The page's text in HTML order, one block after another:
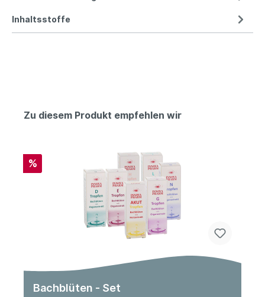
Inhaltsstoffe
Zu diesem Produkt empfehlen wir
%
Bachblüten - Set